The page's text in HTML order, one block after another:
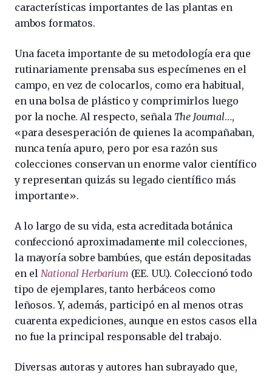
características importantes de las plantas en
ambos formatos.
Una faceta importante de su metodología era que
rutinariamente prensaba sus especímenes en el
campo, en vez de colocarlos, como era habitual,
en una bolsa de plástico y comprimirlos luego
por la noche. Al respecto, señala The Journal…,
«para desesperación de quienes la acompañaban,
nunca tenía apuro, pero por esa razón sus
colecciones conservan un enorme valor científico
y representan quizás su legado científico más
importante».
A lo largo de su vida, esta acreditada botánica
confeccionó aproximadamente mil colecciones,
la mayoría sobre bambúes, que están depositadas
en el National Herbarium (EE. UU.). Coleccionó todo
tipo de ejemplares, tanto herbáceos como
leñosos. Y, además, participó en al menos otras
cuarenta expediciones, aunque en estos casos ella
no fue la principal responsable del trabajo.
Diversas autoras y autores han subrayado que,